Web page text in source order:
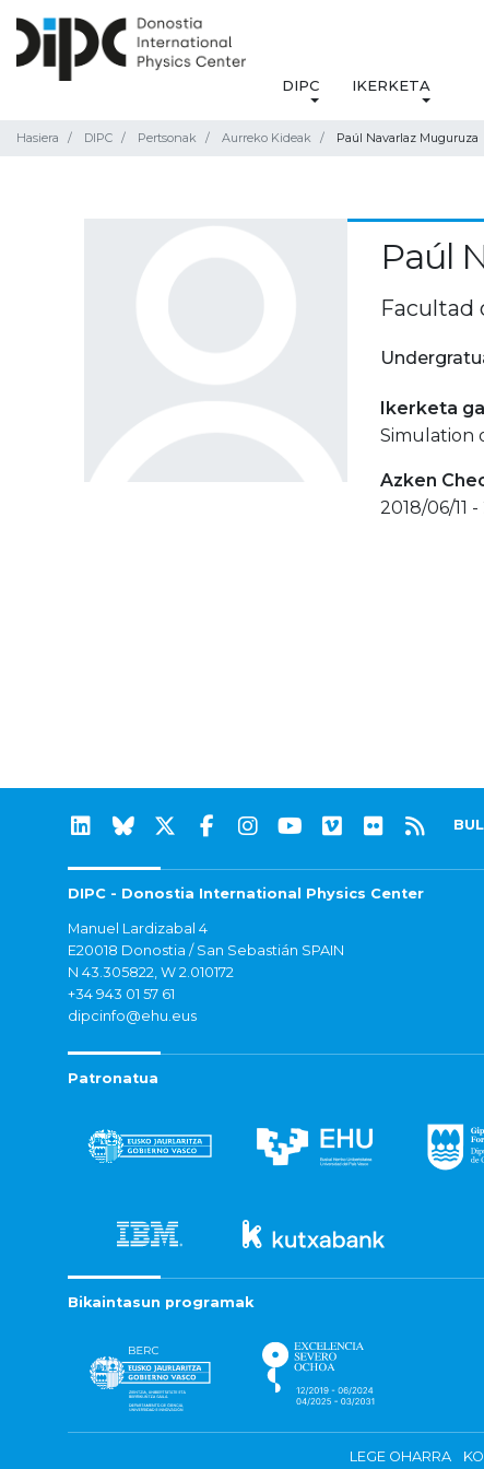
DIPC IKERKETA
Hasiera DIPC Pertsonak Aurreko Kideak Paúl Navarlaz Muguruza
Paúl
Facultad
Ikerketa
Simulation
Azken
2018/06/11
DIPC - Donostia International Physics Center
Manuel Lardizabal 4
E20018 Donostia / San Sebastián SPAIN
N 43.305822, W 2.010172
+34 943 01 57 61
dipcinfo@ehu.eus
Patronatua
Bikaintasun programak
LEGE OHARRA